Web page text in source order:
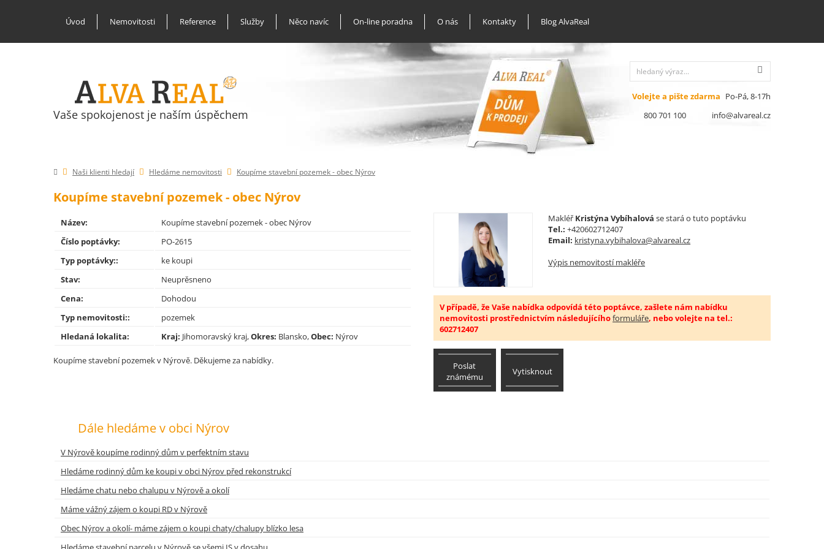
Úvod Nemovitosti Reference Služby Něco navíc On-line poradna O nás Kontakty Blog AlvaReal
Vaše spokojenost je naším úspěchem
Volejte a pište zdarma Po-Pá, 8-17h
800 701 100
info@alvareal.cz
Naši klienti hledají Hledáme nemovitosti Koupíme stavební pozemek - obec Nýrov
Koupíme stavební pozemek - obec Nýrov
Název:
Koupíme stavební pozemek - obec Nýrov
Číslo poptávky:
PO-2615
Typ poptávky::
ke koupi
Stav:
Neuprěsneno
Cena:
Dohodou
Typ nemovitosti::
pozemek
Hledaná lokalita:
Kraj: Jihomoravský kraj,Okres: Blansko,Obec: Nýrov
Koupíme stavební pozemek v Nýrově. Děkujeme za nabídky.
Makléř Kristýna Vybíhalová se stará o tuto poptávku
Tel.: +420602712407
Email: kristyna.vybihalova@alvareal.cz
Výpis nemovitostí makléře
V případě, že Vaše nabídka odpovídá této poptávce, zašlete nám nabídku
nemovitosti prostřednictvím následujícíhoformuláře, nebo volejte na tel.:
602712407
Poslat
známému
Vytisknout
Dále hledáme v obci Nýrov
V Nýrově koupíme rodinný dům v perfektním stavu
Hledáme rodinný dům ke koupi v obci Nýrov před rekonstrukcí
Hledáme chatu nebo chalupu v Nýrově a okolí
Máme vážný zájem o koupi RD v Nýrově
Obec Nýrov a okolí- máme zájem o koupi chaty/chalupy blízko lesa